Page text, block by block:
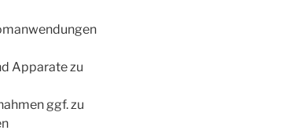
Apparate zu
ggf. zu